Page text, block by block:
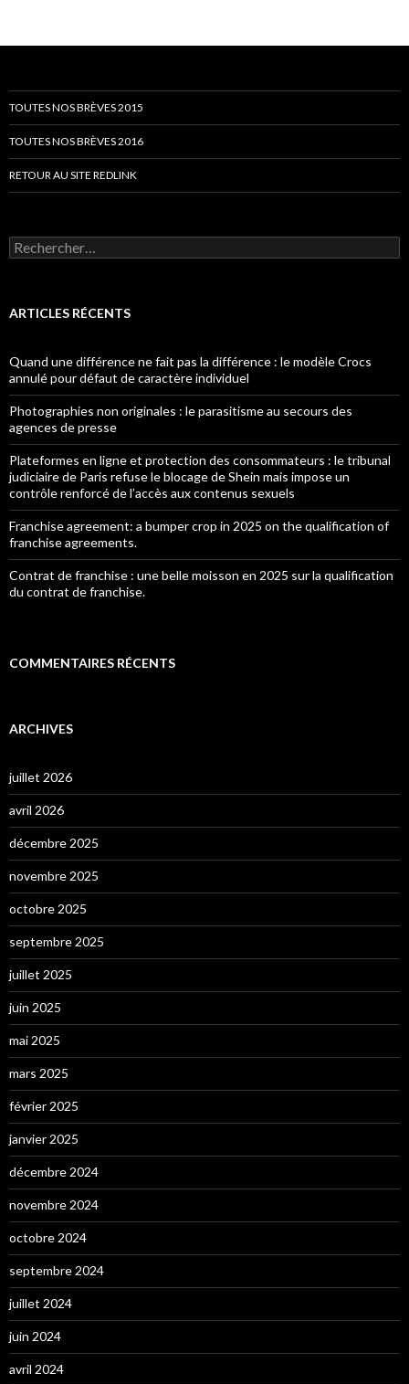
TOUTES NOS BRÈVES 2015
TOUTES NOS BRÈVES 2016
RETOUR AU SITE REDLINK
Rechercher :
ARTICLES RÉCENTS
Quand une différence ne fait pas la différence : le modèle Crocs
annulé pour défaut de caractère individuel
Photographies non originales : le parasitisme au secours des
agences de presse
Plateformes en ligne et protection des consommateurs : le tribunal
judiciaire de Paris refuse le blocage de Shein mais impose un
contrôle renforcé de l’accès aux contenus sexuels
Franchise agreement: a bumper crop in 2025 on the qualification of
franchise agreements.
Contrat de franchise : une belle moisson en 2025 sur la qualification
du contrat de franchise.
COMMENTAIRES RÉCENTS
ARCHIVES
juillet 2026
avril 2026
décembre 2025
novembre 2025
octobre 2025
septembre 2025
juillet 2025
juin 2025
mai 2025
mars 2025
février 2025
janvier 2025
décembre 2024
novembre 2024
octobre 2024
septembre 2024
juillet 2024
juin 2024
avril 2024